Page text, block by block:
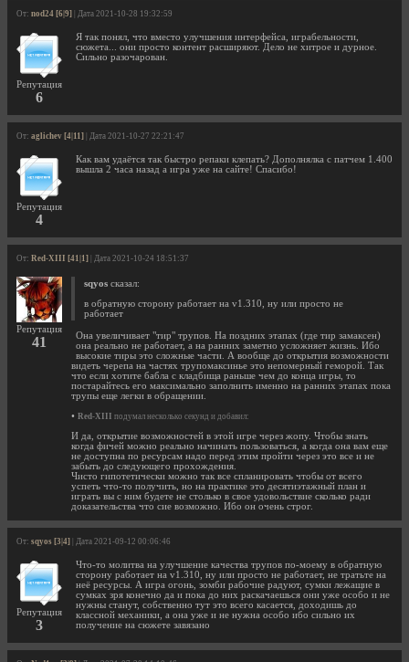
От: nod24 [6|9] | Дата 2021-10-28 19:32:59
Репутация
6
Я так понял, что вместо улучшения интерфейса, играбельности,
сюжета... они просто контент расширяют. Дело не хитрое и дурное.
Сильно разочарован.
От: aglichev [4|11] | Дата 2021-10-27 22:21:47
Репутация
4
Как вам удаётся так быстро репаки клепать? Дополнялка с патчем 1.400
вышла 2 часа назад а игра уже на сайте! Спасибо!
От: Red-XIII [41|1] | Дата 2021-10-24 18:51:37
Репутация
41
sqyos сказал:
в обратную сторону работает на v1.310, ну или просто не
работает
Она увеличивает "тир" трупов. На поздних этапах (где тир замаксен)
она реально не работает, а на ранних заметно усложняет жизнь. Ибо
высокие тиры это сложные части. А вообще до открытия возможности
видеть черепа на частях трупомаксинье это непомерный геморой. Так
что если хотите бабла с кладбища раньше чем до конца игры, то
постарайтесь его максимально заполнить именно на ранних этапах пока
трупы еще легки в обращении.
• Red-XIII подумал несколько секунд и добавил:
И да, открытие возможностей в этой игре через жопу. Чтобы знать
когда фичей можно реально начинать пользоваться, а когда она вам еще
не доступна по ресурсам надо перед этим пройти через это все и не
забыть до следующего прохождения.
Чисто гипотетически можно так все спланировать чтобы от всего
успеть что-то получить, но на практике это десятиэтажный план и
играть вы с ним будете не столько в свое удовольствие сколько ради
доказательства что сие возможно. Ибо он очень строг.
От: sqyos [3|4] | Дата 2021-09-12 00:06:46
Репутация
3
Что-то молитва на улучшение качества трупов по-моему в обратную
сторону работает на v1.310, ну или просто не работает, не тратьте на
неё ресурсы. А игра огонь, зомби рабочие радуют, сумки лежащие в
сумках зря конечно да и пока до них раскачаешься они уже особо и не
нужны станут, собственно тут это всего касается, доходишь до
классной механики, а она уже и не нужна особо ибо сильно их
получение на сюжете завязано